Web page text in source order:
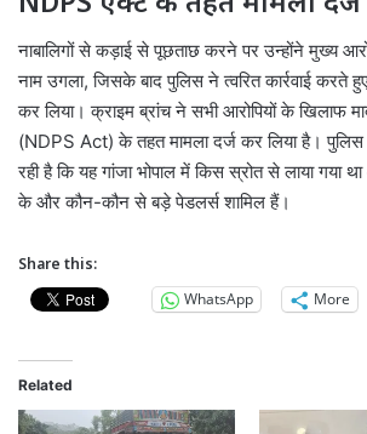
नाबालिगों से कड़ाई से पूछताछ करने पर उन्होंने मुख्य
नाम उगला, जिसके बाद पुलिस ने त्वरित कार्रवाई करते
कर लिया। क्राइम ब्रांच ने सभी आरोपियों के खिलाफ
(NDPS Act) के तहत मामला दर्ज कर लिया है।
रही है कि यह गांजा भोपाल में किस स्रोत से लाया गया
के और कौन-कौन से बड़े पेडलर्स शामिल हैं।
Share this:
WhatsApp
More
Related